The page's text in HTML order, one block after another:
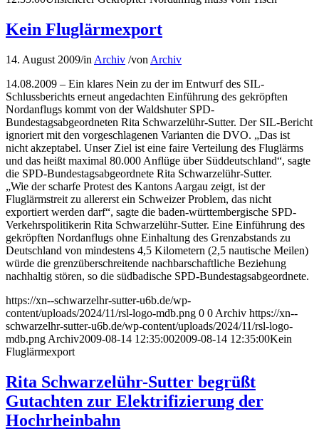
Kein Fluglärmexport
14. August 2009/in Archiv /von Archiv
14.08.2009 – Ein klares Nein zu der im Entwurf des SIL-
Schlussberichts erneut angedachten Einführung des gekröpften
Nordanflugs kommt von der Waldshuter SPD-
Bundestagsabgeordneten Rita Schwarzelühr-Sutter. Der SIL-Bericht
ignoriert mit den vorgeschlagenen Varianten die DVO. „Das ist
nicht akzeptabel. Unser Ziel ist eine faire Verteilung des Fluglärms
und das heißt maximal 80.000 Anflüge über Süddeutschland“, sagte
die SPD-Bundestagsabgeordnete Rita Schwarzelühr-Sutter.
„Wie der scharfe Protest des Kantons Aargau zeigt, ist der
Fluglärmstreit zu allererst ein Schweizer Problem, das nicht
exportiert werden darf“, sagte die baden-württembergische SPD-
Verkehrspolitikerin Rita Schwarzelühr-Sutter. Eine Einführung des
gekröpften Nordanflugs ohne Einhaltung des Grenzabstands zu
Deutschland von mindestens 4,5 Kilometern (2,5 nautische Meilen)
würde die grenzüberschreitende nachbarschaftliche Beziehung
nachhaltig stören, so die südbadische SPD-Bundestagsabgeordnete.
https://xn--schwarzelhr-sutter-u6b.de/wp-
content/uploads/2024/11/rsl-logo-mdb.png 0 0 Archiv https://xn--
schwarzelhr-sutter-u6b.de/wp-content/uploads/2024/11/rsl-logo-
mdb.png Archiv2009-08-14 12:35:002009-08-14 12:35:00Kein
Fluglärmexport
Rita Schwarzelühr-Sutter begrüßt
Gutachten zur Elektrifizierung der
Hochrheinbahn